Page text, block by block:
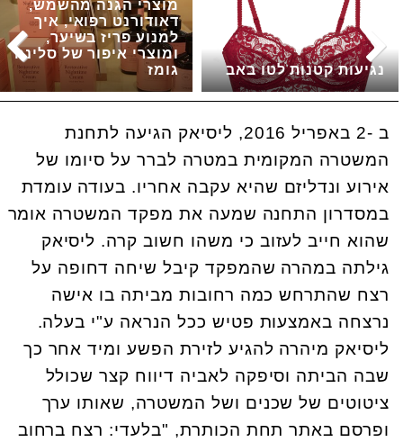
מוצרי הגנה מהשמש,
דאודורנט רפואי, איך
למנוע פריז בשיער,
ומוצרי איפור של סלינה
גומז
נגיעות קטנות לטו באב
ב -2 באפריל 2016, ליסיאק הגיעה לתחנת
המשטרה המקומית במטרה לברר על סיומו של
אירוע ונדליזם שהיא עקבה אחריו. בעודה עומדת
במסדרון התחנה שמעה את מפקד המשטרה אומר
שהוא חייב לעזוב כי משהו חשוב קרה. ליסיאק
גילתה במהרה שהמפקד קיבל שיחה דחופה על
רצח שהתרחש כמה רחובות מביתה בו אישה
נרצחה באמצעות פטיש ככל הנראה ע"י בעלה.
ליסיאק מיהרה להגיע לזירת הפשע ומיד אחר כך
שבה הביתה וסיפקה לאביה דיווח קצר שכולל
ציטוטים של שכנים ושל המשטרה, שאותו ערך
ופרסם באתר תחת הכותרת, "בלעדי: רצח ברחוב